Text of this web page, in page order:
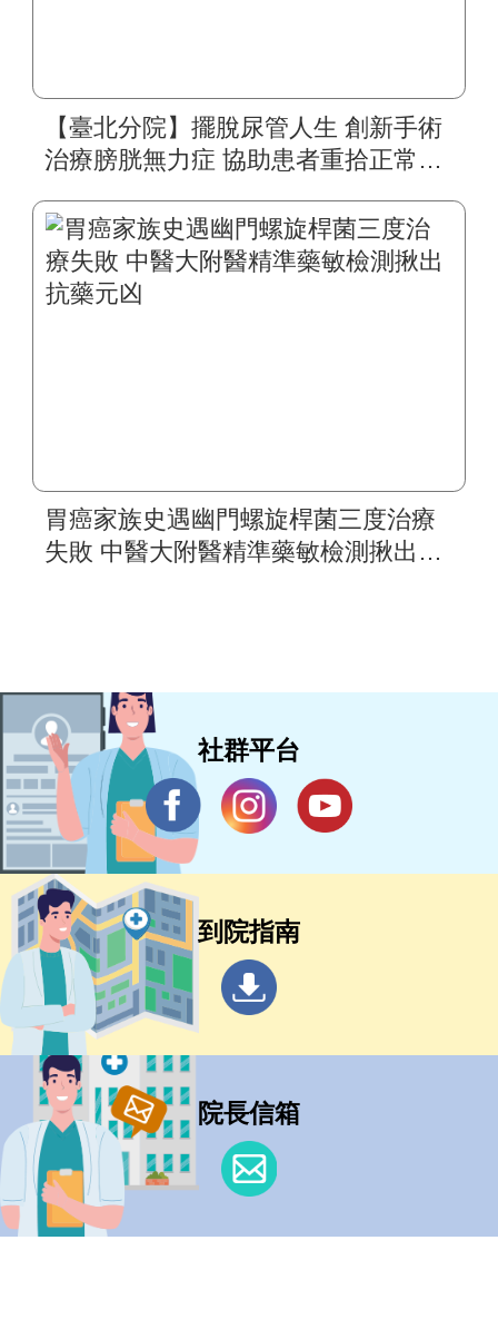
【臺北分院】擺脫尿管人生 創新手術
治療膀胱無力症 協助患者重拾正常生
胃癌家族史遇幽門螺旋桿菌三度治療
失敗 中醫大附醫精準藥敏檢測揪出抗
社群平台
到院指南
院長信箱